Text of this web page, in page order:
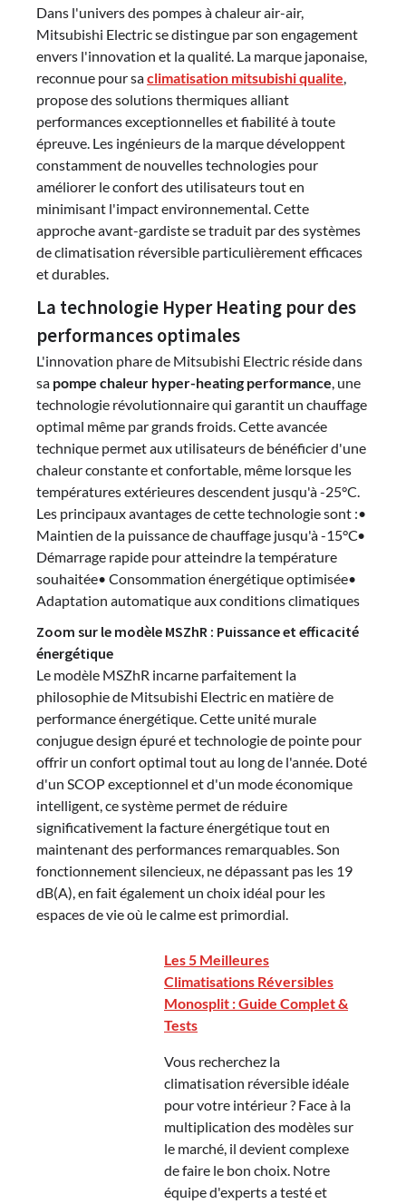
Dans l'univers des pompes à chaleur air-air,
Mitsubishi Electric se distingue par son engagement
envers l'innovation et la qualité. La marque japonaise,
reconnue pour saclimatisation mitsubishi qualite,
propose des solutions thermiques alliant
performances exceptionnelles et fiabilité à toute
épreuve. Les ingénieurs de la marque développent
constamment de nouvelles technologies pour
améliorer le confort des utilisateurs tout en
minimisant l'impact environnemental. Cette
approche avant-gardiste se traduit par des systèmes
de climatisation réversible particulièrement efficaces
et durables.
La technologie Hyper Heating pour des
performances optimales
L'innovation phare de Mitsubishi Electric réside dans
sa pompe chaleur hyper-heating performance, une
technologie révolutionnaire qui garantit un chauffage
optimal même par grands froids. Cette avancée
technique permet aux utilisateurs de bénéficier d'une
chaleur constante et confortable, même lorsque les
températures extérieures descendent jusqu'à -25°C.
Les principaux avantages de cette technologie sont :•
Maintien de la puissance de chauffage jusqu'à -15°C•
Démarrage rapide pour atteindre la température
souhaitée• Consommation énergétique optimisée•
Adaptation automatique aux conditions climatiques
Zoom sur le modèle MSZhR : Puissance et efficacité
énergétique
Le modèle MSZhR incarne parfaitement la
philosophie de Mitsubishi Electric en matière de
performance énergétique. Cette unité murale
conjugue design épuré et technologie de pointe pour
offrir un confort optimal tout au long de l'année. Doté
d'un SCOP exceptionnel et d'un mode économique
intelligent, ce système permet de réduire
significativement la facture énergétique tout en
maintenant des performances remarquables. Son
fonctionnement silencieux, ne dépassant pas les 19
dB(A), en fait également un choix idéal pour les
espaces de vie où le calme est primordial.
Les 5 Meilleures
Climatisations Réversibles
Monosplit : Guide Complet &
Tests
Vous recherchez la
climatisation réversible idéale
pour votre intérieur ? Face à la
multiplication des modèles sur
le marché, il devient complexe
de faire le bon choix. Notre
équipe d'experts a testé et